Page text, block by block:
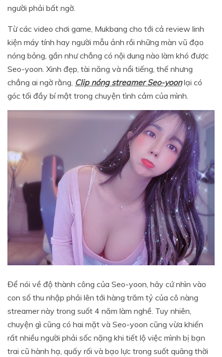
người phải bất ngờ.
Từ các video chơi game, Mukbang cho tới cả review linh
kiện máy tính hay người mẫu ảnh rồi những màn vũ đạo
nóng bỏng, gần như chẳng có nội dung nào làm khó được
Seo-yoon. Xinh đẹp, tài năng và nổi tiếng, thế nhưng
chẳng ai ngờ rằng, Clip nóng streamer Seo-yoonlại có
góc tối đầy bí mật trong chuyện tình cảm của mình.
Để nói về độ thành công của Seo-yoon, hãy cứ nhìn vào
con số thu nhập phải lên tới hàng trăm tỷ của cô nàng
streamer này trong suốt 4 năm làm nghề. Tuy nhiên,
chuyện gì cũng có hai mặt và Seo-yoon cũng vừa khiến
rất nhiều người phải sốc nặng khi tiết lộ việc mình bị bạn
trai cũ hành hạ, quấy rối và bạo lực trong suốt quãng thời